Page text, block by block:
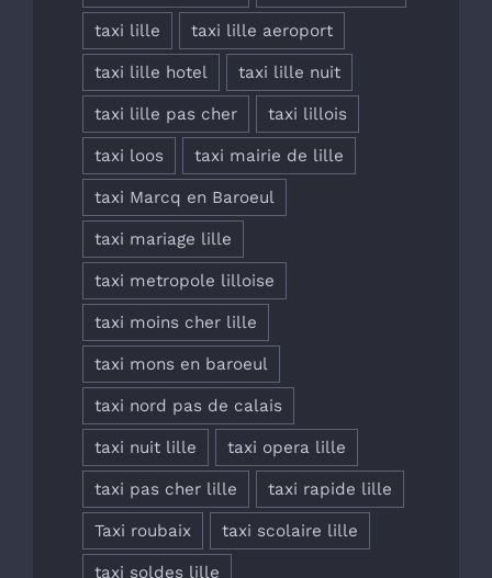
taxi lille taxi lille aeroport
taxi lille hotel taxi lille nuit
taxi lille pas cher taxi lillois
taxi loos taxi mairie de lille
taxi Marcq en Baroeul
taxi mariage lille
taxi metropole lilloise
taxi moins cher lille
taxi mons en baroeul
taxi nord pas de calais
taxi nuit lille taxi opera lille
taxi pas cher lille taxi rapide lille
Taxi roubaix taxi scolaire lille
taxi soldes lille